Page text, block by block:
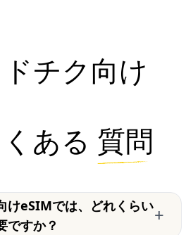
チク向け
ある 質問
けeSIMでは、どれくらい
ですか？
+